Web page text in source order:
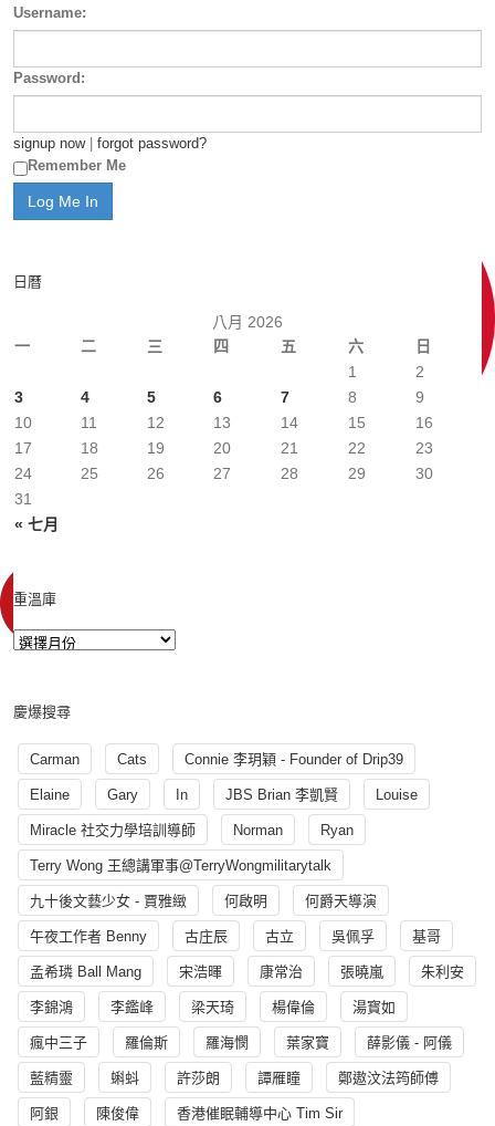
Username:
Password:
signup now| forgot password?
Remember Me
日曆
八月 2026
一
二 三 四 五 六 日
« 七月
1
2
3
4 5 6 7 8
9
10
11 12 13 14 15
16
17
18 19 20 21 22
23
24
25 26 27 28 29
30
31
重溫庫
慶爆搜尋
Carman Cats Connie 李玥穎 - Founder of Drip39
Elaine Gary In JBS Brian 李凱賢 Louise
Miracle 社交力學培訓導師 Norman Ryan
Terry Wong 王總講軍事@TerryWongmilitarytalk
九十後文藝少女 - 賈雅緻 何啟明 何爵天導演
午夜工作者 Benny 古庄辰 古立 吳佩孚 基哥
孟希璘 Ball Mang 宋浩暉 康常治 張曉嵐 朱利安
李錦鴻 李鑑峰 梁天琦 楊偉倫 湯寳如
瘋中三子 羅倫斯 羅海憫 葉家寶 薛影儀 - 阿儀
藍精靈 蝌蚪 許莎朗 譚雁瞳 鄭遨汶法筠師傅
阿銀 陳俊偉 香港催眠輔導中心 Tim Sir